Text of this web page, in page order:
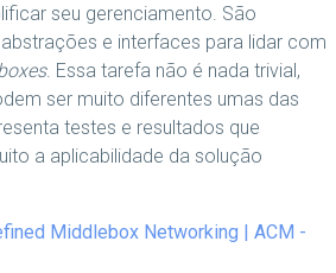
seu gerenciamento. São
e interfaces para lidar com
. Essa tarefa não é nada trivial,
ser muito diferentes umas das
testes e resultados que
a aplicabilidade da solução
Middlebox Networking | ACM -